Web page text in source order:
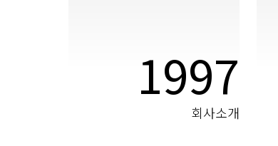
1997
회사소개